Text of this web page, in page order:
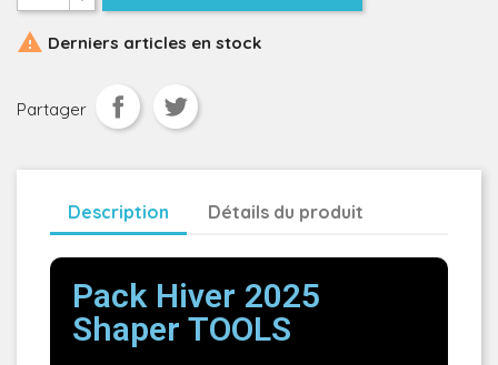
 Derniers articles en stock
Partager
Description Détails du produit
Pack Hiver 2025
Shaper TOOLS